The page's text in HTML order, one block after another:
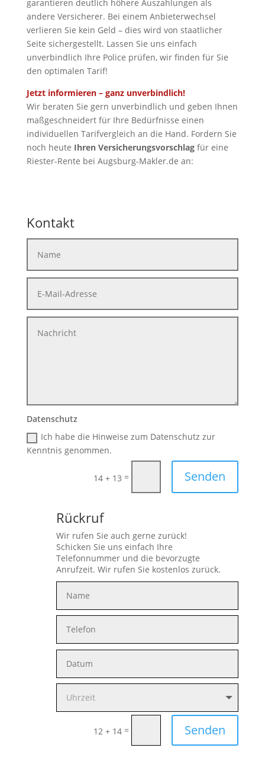
garantieren deutlich höhere Auszahlungen als
andere Versicherer. Bei einem Anbieterwechsel
verlieren Sie kein Geld – dies wird von staatlicher
Seite sichergestellt. Lassen Sie uns einfach
unverbindlich Ihre Police prüfen, wir finden für Sie
den optimalen Tarif!
Jetzt informieren – ganz unverbindlich!
Wir beraten Sie gern unverbindlich und geben Ihnen
maßgeschneidert für Ihre Bedürfnisse einen
individuellen Tarifvergleich an die Hand. Fordern Sie
noch heute Ihren Versicherungsvorschlagfür eine
Riester-Rente bei Augsburg-Makler.de an:
Kontakt
Datenschutz
Ich habe die Hinweise zum Datenschutz zur
Kenntnis genommen.
14 + 13 = Senden
Rückruf
Wir rufen Sie auch gerne zurück!
Schicken Sie uns einfach Ihre
Telefonnummer und die bevorzugte
Anrufzeit. Wir rufen Sie kostenlos zurück.
12 + 14 = Senden